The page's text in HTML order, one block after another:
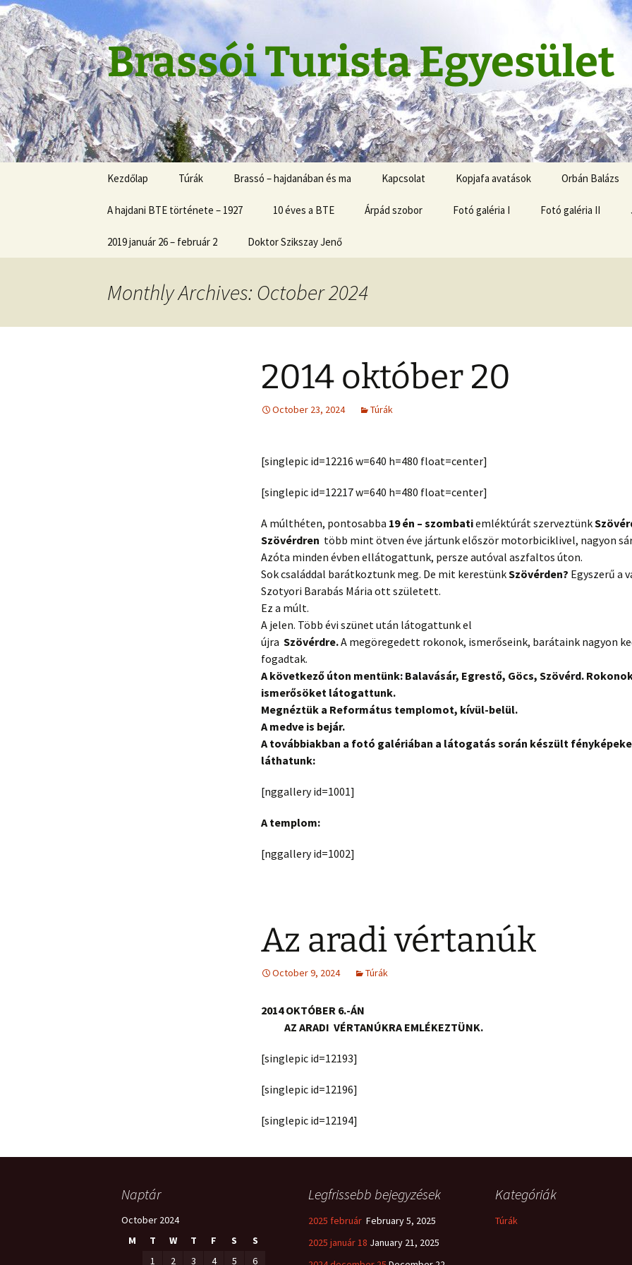
Skip
to
content
Brassói Turista Egyesület
Kezdőlap Túrák Brassó – hajdanában és ma Kapcsolat Kopjafa avatások Orbán Balázs
A hajdani BTE története – 1927 10 éves a BTE Árpád szobor Fotó galéria I Fotó galéria II
2019 január 26 – február 2 Doktor Szikszay Jenő
Monthly Archives: October 2024
2014 október 20
October 23, 2024 Túrák
[singlepic id=12216 w=640 h=480 float=center]
[singlepic id=12217 w=640 h=480 float=center]
A múlthéten, pontosabba 19 én – szombatiemléktúrát szerveztünk
Szövérdren több mint ötven éve jártunk először motorbiciklivel, nagyon
Azóta minden évben ellátogattunk, persze autóval aszfaltos úton.
Sok családdal barátkoztunk meg. De mit kerestünkSzövérden? Egyszerű a
Szotyori Barabás Mária ott született.
Ez a múlt.
A jelen. Több évi szünet után látogattunk el
újra Szövérdre.A megöregedett rokonok, ismerőseink, barátaink nagyon
fogadtak.
A következő úton mentünk: Balavásár, Egrestő, Göcs, Szövérd.
ismerősöket látogattunk.
Megnéztük a Református templomot, kívül-belül.
A medve is bejár.
A továbbiakban a fotó galériában a látogatás során készült
láthatunk:
[nggallery id=1001]
A templom:
[nggallery id=1002]
Az aradi vértanúk
October 9, 2024 Túrák
2014 OKTÓBER 6.-ÁN
AZ ARADI VÉRTANÚKRA EMLÉKEZTÜNK.
[singlepic id=12193]
[singlepic id=12196]
[singlepic id=12194]
Naptár
October 2024
M
T W T F S
S
1
2 3 4 5 6
Legfrissebb bejegyzések
2025 február February 5, 2025
2025 január 18 January 21, 2025
Kategóriák
Túrák